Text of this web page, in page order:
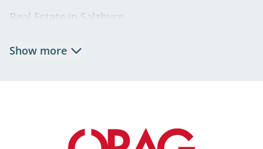
Real Estate in Salzburg
Real Estate in Graz
Show more